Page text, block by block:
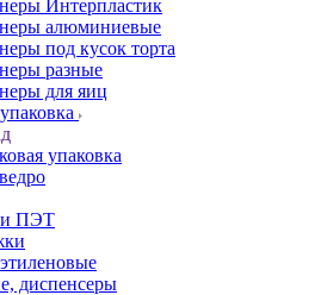
Интерпластик
алюминиевые
под кусок торта
разные
для яиц
упаковка
ПЭТ
диспенсеры